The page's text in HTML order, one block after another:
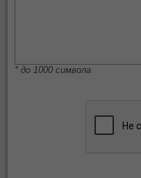
* до 1000 символа